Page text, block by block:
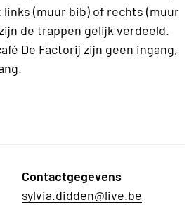
(muur bib) of rechts (muur
de trappen gelijk verdeeld.
De Factorij zijn geen ingang,
Contactgegevens
sylvia.didden@live.be